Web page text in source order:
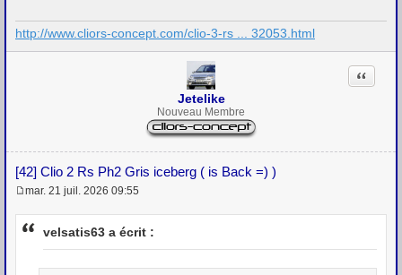
http://www.cliors-concept.com/clio-3-rs ... 32053.html
Jetelike
Nouveau Membre
[42] Clio 2 Rs Ph2 Gris iceberg ( is Back =) )
Citation
e
s
mar. 21 juil. 2026 09:55
velsatis63 a écrit :